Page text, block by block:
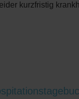
kurzfristig